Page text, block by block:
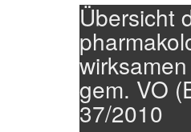
Übersicht
gem. VO
37/2010